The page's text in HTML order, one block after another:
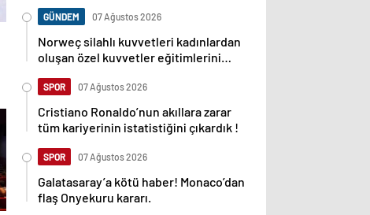
GÜNDEM 07 Ağustos 2026
Norweç silahlı kuvvetleri kadınlardan
oluşan özel kuvvetler eğitimlerini
SPOR 07 Ağustos 2026
Cristiano Ronaldo’nun akıllara zarar
tüm kariyerinin istatistiğini çıkardık !
SPOR 07 Ağustos 2026
Galatasaray’a kötü haber! Monaco’dan
flaş Onyekuru kararı.